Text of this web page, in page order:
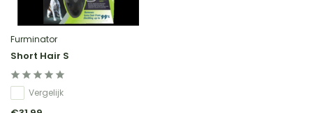
Furminator
Short Hair S
Vergelijk